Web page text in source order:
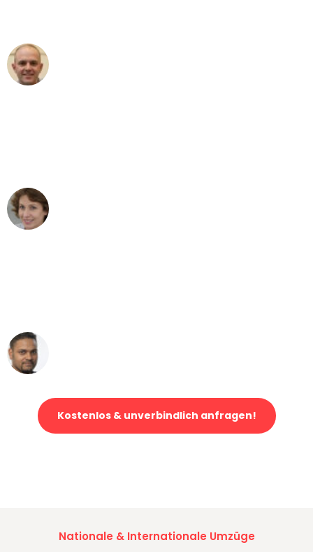
Kostenlos & unverbindlich anfragen!
Nationale & Internationale Umzüge